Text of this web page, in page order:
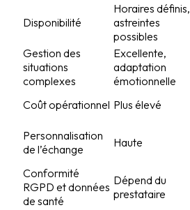
Disponibilité
Horaires définis,
astreintes
possibles
Gestion des
situations
complexes
Excellente,
adaptation
émotionnelle
Coût opérationnel Plus élevé
Personnalisation
de l’échange
Haute
Conformité
RGPD et données
de santé
Dépend du
prestataire